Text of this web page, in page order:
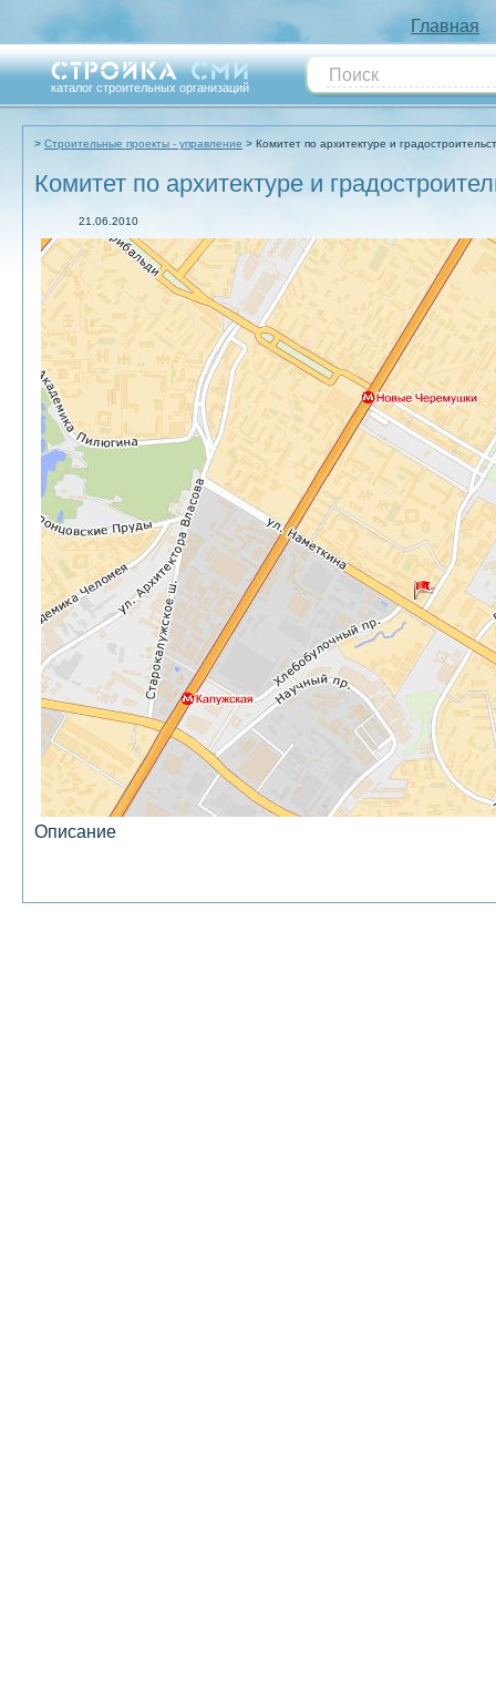
Главная
каталог строительных организаций
Строительные проекты - управление Комитет по архитектуре и
Комитет по архитектуре и
21.06.2010
Описание